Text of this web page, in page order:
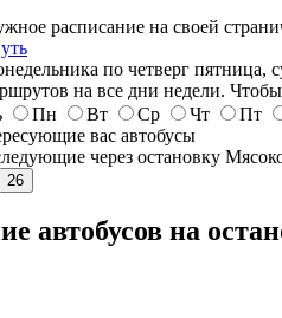
расписание на своей
по четверг пятница,
на все дни недели.
Пн Вт Ср Чт Пт
вас автобусы
через остановку
26
автобусов на